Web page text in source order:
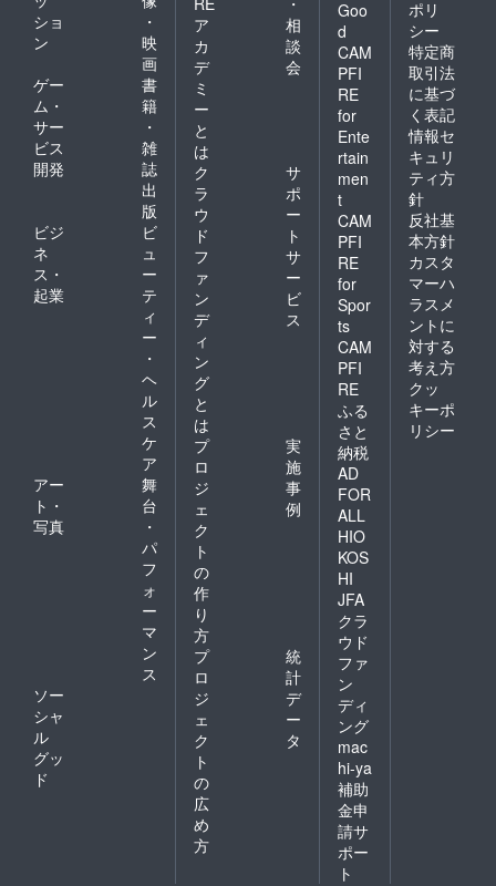
ショ
ン
・
映
画
ゲー
ム・
サー
ビス
開発
書
籍
・
雑
誌
出
版
ビジ
ネ
ス・
起業
ビ
ュ
ー
テ
ィ
ー
・
ヘ
ル
ス
ケ
ア
アー
ト・
写真
舞
台
・
パ
フ
ォ
ー
マ
ン
ス
ソー
シャ
ル
グッ
ド
ア
カ
デ
ミ
ー
と
は
相
談
会
ク
ラ
ウ
ド
フ
ァ
ン
デ
ィ
ン
グ
と
は
サ
ポ
ー
ト
サ
ー
ビ
ス
プ
ロ
ジ
ェ
ク
ト
の
作
り
方
実
施
事
例
プ
ロ
ジ
ェ
ク
ト
の
広
め
方
統
計
デ
ー
タ
Goo
d
CAM
PFI
RE
for
Ente
rtain
men
t
CAM
PFI
RE
for
Spor
ts
CAM
PFI
RE
ふる
さと
納税
AD
FOR
ALL
HIO
KOS
HI
JFA
クラ
ウド
ファ
ン
ディ
ング
mac
hi-ya
補助
金申
請サ
ポー
ト
ポリ
シー
特定商
取引法
に基づ
く表記
情報セ
キュリ
ティ方
針
反社基
本方針
カスタ
マーハ
ラスメ
ントに
対する
考え方
クッ
キーポ
リシー